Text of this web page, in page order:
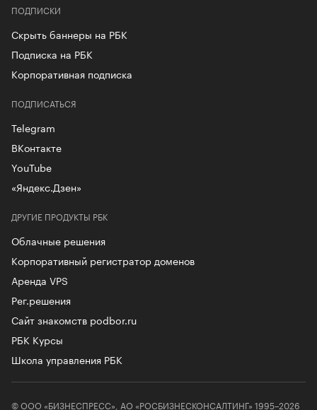
ПОДПИСКИ
Скрыть баннеры на РБК
Подписка на РБК
Корпоративная подписка
ДРУГИЕ ПРОДУКТЫ РБК
Облачные решения
Корпоративный регистратор доменов
Аренда VPS
Рег.решения
Сайт знакомств podbor.ru
РБК Курсы
Школа управления РБК
ПОДПИСАТЬСЯ
Telegram
ВКонтакте
YouTube
«Яндекс.Дзен»
© ООО «БИЗНЕСПРЕСС», АО «РОСБИЗНЕСКОНСАЛТИНГ» 1995–2026